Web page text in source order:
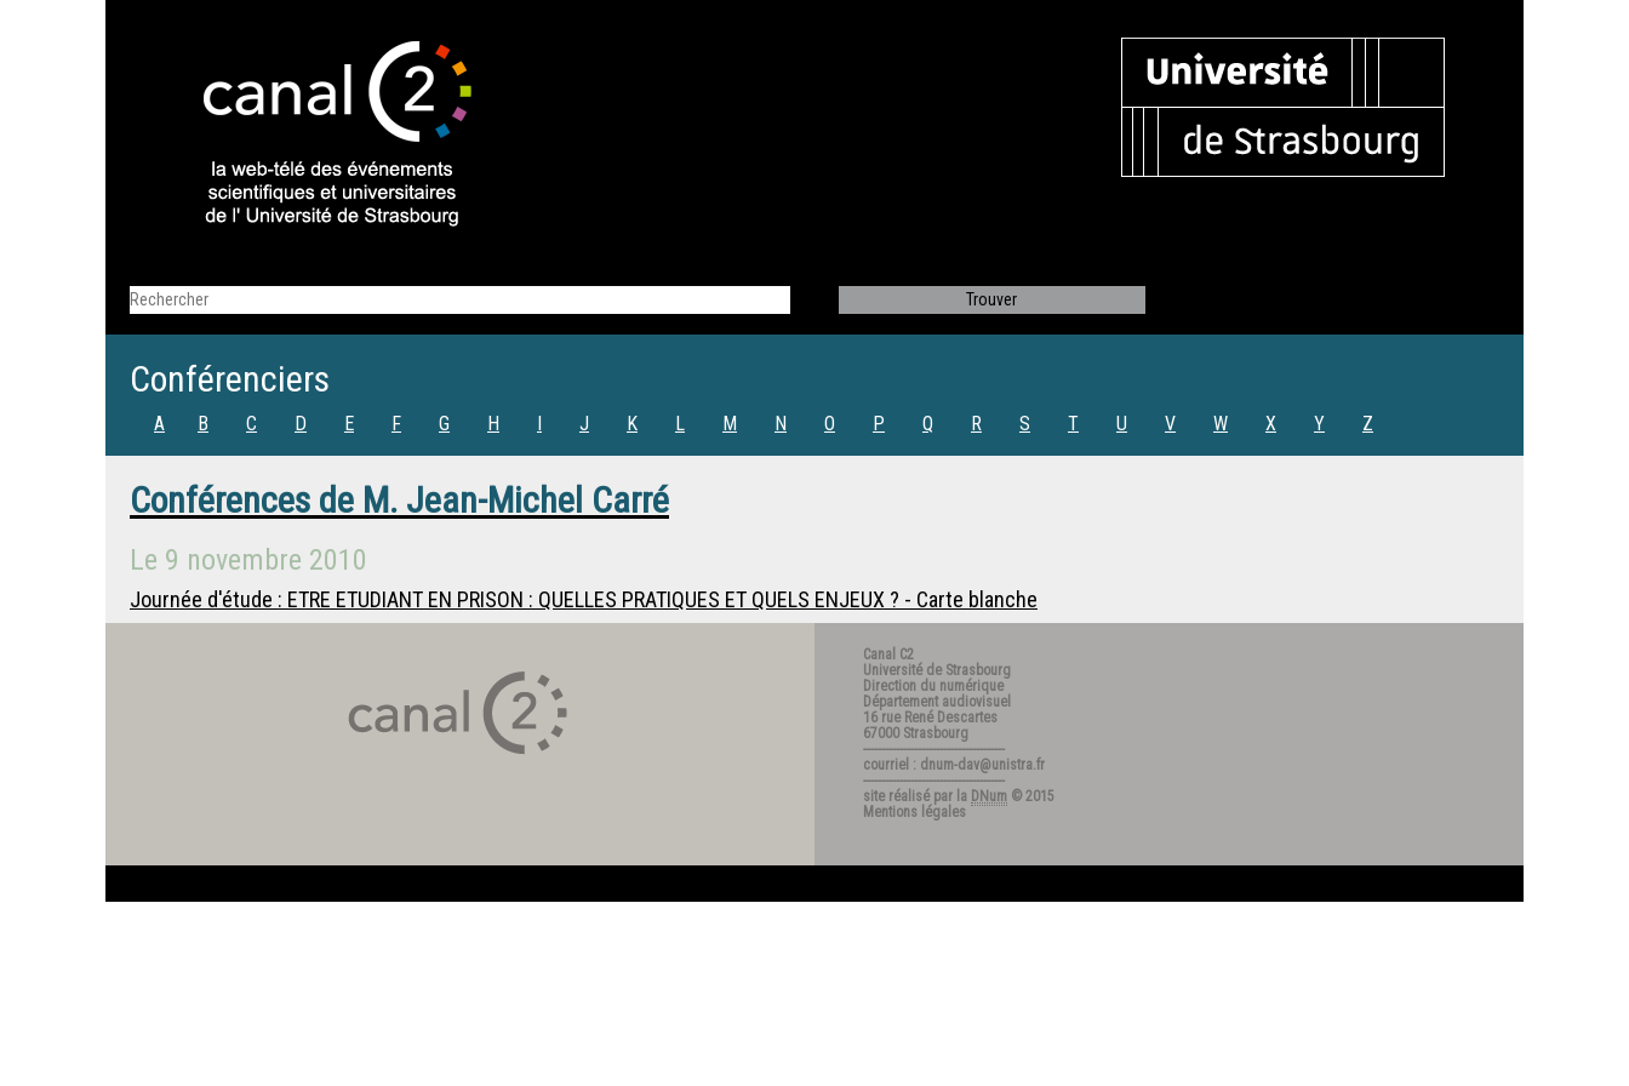
Conférenciers
A B C D E F G H I J K L M N O P Q R S T U V W X Y Z
Conférences de M. Jean-Michel Carré
Le 9 novembre 2010
Journée d'étude : ETRE ETUDIANT EN PRISON : QUELLES PRATIQUES ET QUELS ENJEUX ? - Carte blanche
Canal C2
Université de Strasbourg
Direction du numérique
Département audiovisuel
16 rue René Descartes
67000 Strasbourg
---------------------------------------
courriel : dnum-dav@unistra.fr
---------------------------------------
site réalisé par la DNum © 2015
Mentions légales